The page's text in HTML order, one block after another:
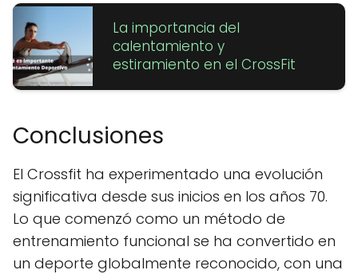
La importancia del
calentamiento y
estiramiento en el CrossFit
Conclusiones
El Crossfit ha experimentado una evolución
significativa desde sus inicios en los años 70.
Lo que comenzó como un método de
entrenamiento funcional se ha convertido en
un deporte globalmente reconocido, con una